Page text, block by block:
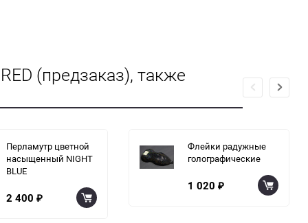
(предзаказ), также
Перламутр цветной
насыщенный NIGHT
BLUE
2 400 ₽
Флейки радужные
голографические
1 020 ₽